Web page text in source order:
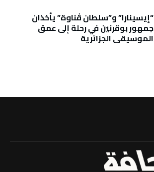
“إيسينارا” و”سلطان ڤناوة” يأخذان
جمهور بوقرنين في رحلة إلى عمق
الموسيقى الجزائرية